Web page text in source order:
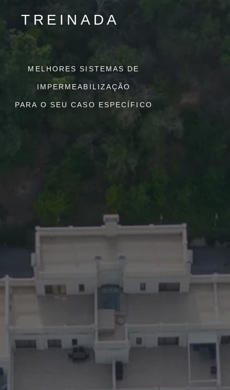
TREINADA
MELHORES SISTEMAS DE
IMPERMEABILIZAÇÃO
PARA O SEU CASO ESPECÍFICO